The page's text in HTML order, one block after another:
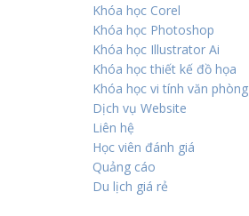
Khóa học Corel
Khóa học Photoshop
Khóa học Illustrator Ai
Khóa học thiết kế đồ họa
Khóa học vi tính văn phòng
Dịch vụ Website
Liên hệ
Học viên đánh giá
Quảng cáo
Du lịch giá rẻ